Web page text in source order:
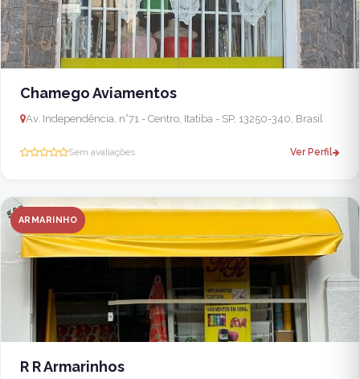
Chamego Aviamentos
Av. Independência, n°71 - Centro, Itatiba - SP, 13250-340, Brasil
Sem avaliações Ver Perfil
ARMARINHO
R R Armarinhos